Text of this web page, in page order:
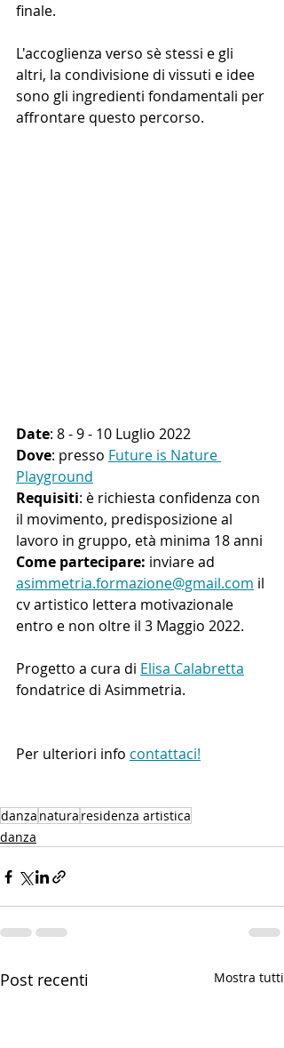
finale.
L'accoglienza verso sè stessi e gli
altri, la condivisione di vissuti e idee
sono gli ingredienti fondamentali per
affrontare questo percorso.
Date: 8 - 9 - 10 Luglio 2022
Dove: presso Future is Nature
Playground
Requisiti: è richiesta confidenza con
il movimento, predisposizione al
lavoro in gruppo, età minima 18 anni
Come partecipare: inviare ad
asimmetria.formazione@gmail.com il
cv artistico lettera motivazionale
entro e non oltre il 3 Maggio 2022.
Progetto a cura di Elisa Calabretta
fondatrice di Asimmetria.
Per ulteriori info contattaci!
danza natura residenza artistica
danza
Post recenti Mostra tutti